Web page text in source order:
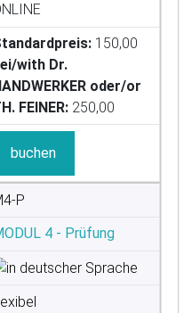
150,00
with Dr.
oder/or
FEINER: 250,00
buchen
P
4 - Prüfung